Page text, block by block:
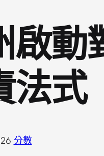
動
法式
· 分數